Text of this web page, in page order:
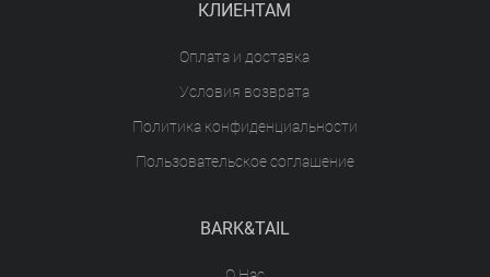
КЛИЕНТАМ
Оплата и доставка
Условия возврата
Политика конфиденциальности
Пользовательское соглашение
BARK&TAIL